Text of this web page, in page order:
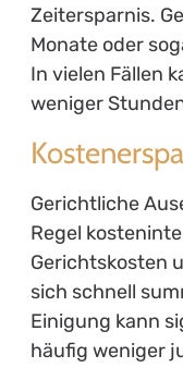
Zeitersparnis.
Monate oder
In vielen Fällen
weniger
Gerichtliche
Regel
Gerichtskosten
sich schnell
Einigung kann
häufig weniger